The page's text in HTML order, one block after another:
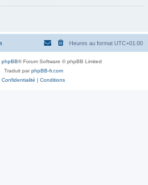
Heures au format UTC+01:00
phpBB® Forum Software © phpBB Limited
Traduit parphpBB-fr.com
Confidentialité | Conditions